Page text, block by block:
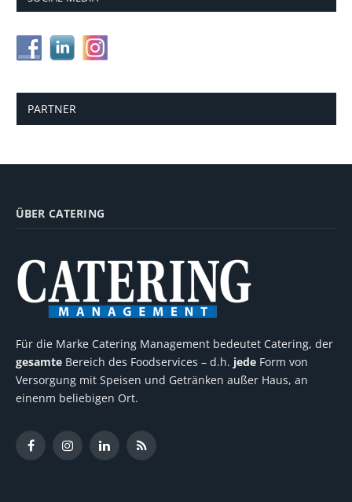
PARTNER
ÜBER CATERING
Für die Marke Catering Management bedeutet Catering, der
gesamte Bereich des Foodservices – d.h. jede Form von
Versorgung mit Speisen und Getränken außer Haus, an
einenm beliebigen Ort.
FacebookInstagramLinkedInRSS